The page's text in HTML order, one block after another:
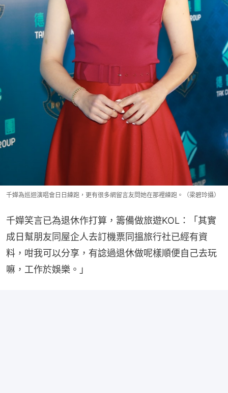
千嬅為巡迴演唱會日日練跑，更有很多網留言友問她在那裡練跑。（梁碧玲攝）
千嬅笑言已為退休作打算，籌備做旅遊KOL：「其實
成日幫朋友同屋企人去訂機票同搵旅行社已經有資
料，咁我可以分享，有諗過退休做呢樣順便自己去玩
嘛，工作於娛樂。」